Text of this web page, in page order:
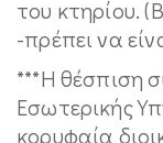
του κτηρίου.
-πρέπει να
***Η θέσπιση
Εσωτερικής
κορυφαία